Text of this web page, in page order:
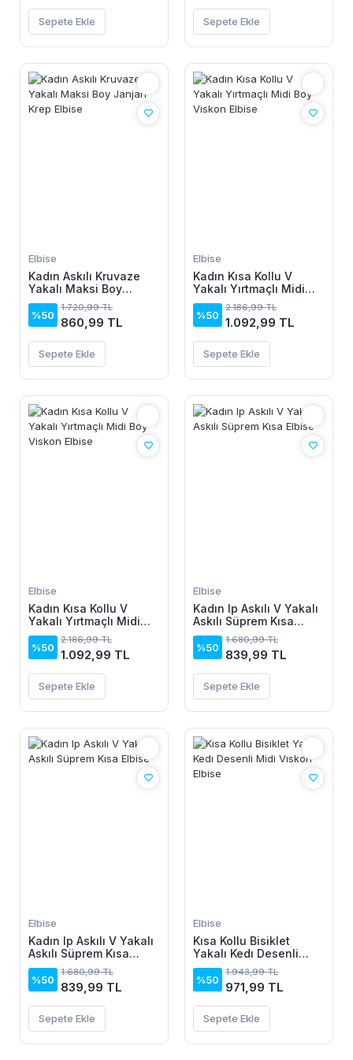
Sepete Ekle Sepete Ekle
Elbise
Kadın Askılı Kruvaze
Yakalı Maksi Boy
Janjan Krep Elbise
%50
1.720,99 TL
860,99 TL
Sepete Ekle
Elbise
Kadın Kısa Kollu V
Yakalı Yırtmaçlı Midi
Boy Viskon Elbise
%50
2.186,99 TL
1.092,99 TL
Sepete Ekle
Elbise
Kadın Kısa Kollu V
Yakalı Yırtmaçlı Midi
Boy Viskon Elbise
%50
2.186,99 TL
1.092,99 TL
Sepete Ekle
Elbise
Kadın Ip Askılı V Yakalı
Askılı Süprem Kısa
Elbise
%50
1.680,99 TL
839,99 TL
Sepete Ekle
Elbise
Kadın Ip Askılı V Yakalı
Askılı Süprem Kısa
Elbise
%50
1.680,99 TL
839,99 TL
Sepete Ekle
Elbise
Kısa Kollu Bisiklet
Yakalı Kedı Desenli
Midi Vıskon Elbise
%50
1.943,99 TL
971,99 TL
Sepete Ekle